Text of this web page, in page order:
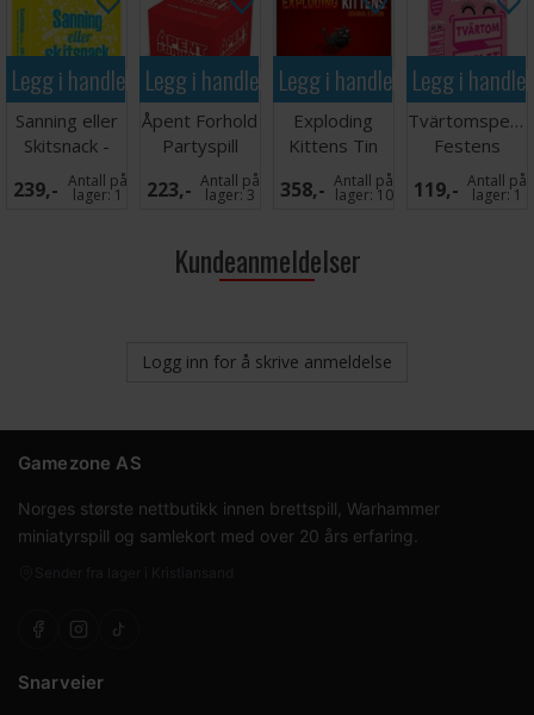
Legg i handlekurven
Sanning eller
Skitsnack -
SVENSK
239,- Antall på
lager:1
Legg i handlekurven
Åpent Forhold
Partyspill
223,- Antall på
lager:3
Legg i handlekurven
Exploding
Kittens Tin
Kortspill
358,- Antall på
lager: 10
Legg i
Tvärtomspelet
Festens
favorit -
SVENSK
119,- Antall på
lager:1
Kundeanmeldelser
Logg inn for å skrive anmeldelse
Gamezone AS
Norges største nettbutikk innen brettspill, Warhammer
miniatyrspill og samlekort med over 20 års erfaring.
Snarveier